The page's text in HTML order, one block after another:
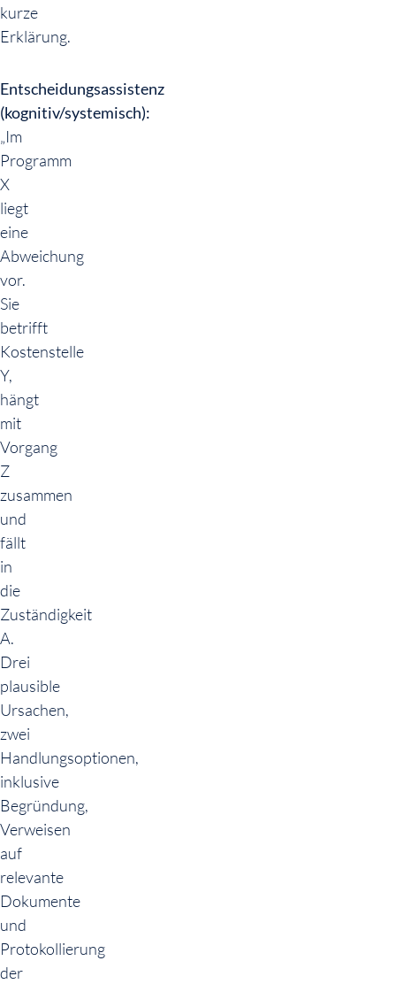
kurze
Erklärung.
Entscheidungsassistenz
(kognitiv/systemisch):
„Im
Programm
X
liegt
eine
Abweichung
vor.
Sie
betrifft
Kostenstelle
Y,
hängt
mit
Vorgang
Z
zusammen
und
fällt
in
die
Zuständigkeit
A.
Drei
plausible
Ursachen,
zwei
Handlungsoptionen,
inklusive
Begründung,
Verweisen
auf
relevante
Dokumente
und
Protokollierung
der